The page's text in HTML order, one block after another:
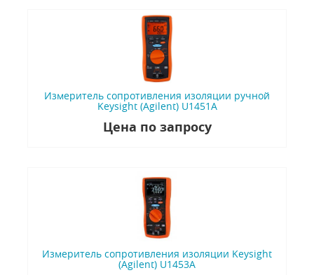
Измеритель сопротивления изоляции ручной
Keysight (Agilent) U1451A
Цена по запросу
Измеритель сопротивления изоляции Keysight
(Agilent) U1453A